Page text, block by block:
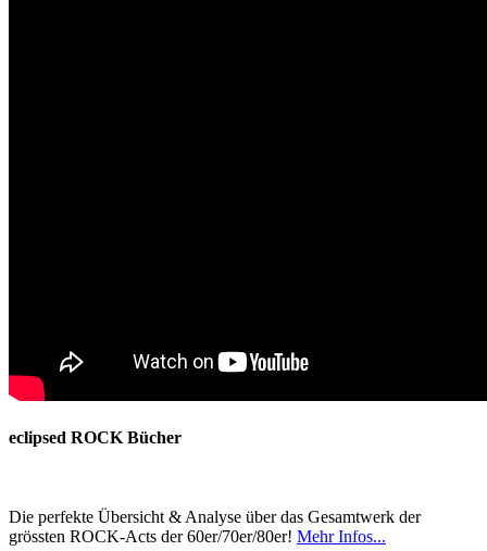
eclipsed ROCK Bücher
Die perfekte Übersicht & Analyse über das Gesamtwerk der
grössten ROCK-Acts der 60er/70er/80er! Mehr Infos...